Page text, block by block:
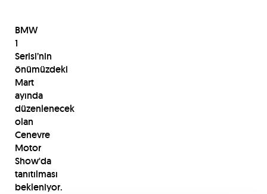
BMW
1
Serisi’nin
önümüzdeki
Mart
ayında
düzenlenecek
olan
Cenevre
Motor
Show'da
tanıtılması
bekleniyor.